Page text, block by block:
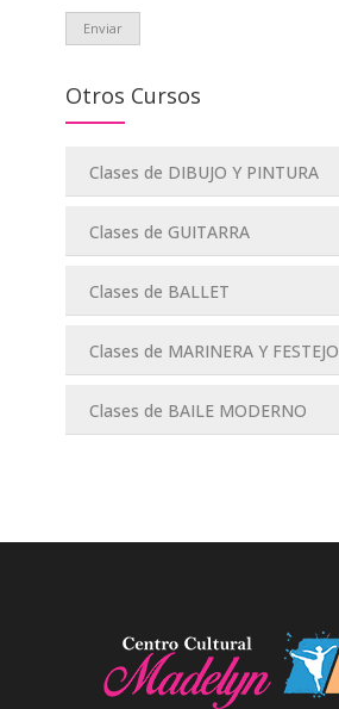
Enviar
Otros Cursos
Clases de DIBUJO Y PINTURA
Clases de GUITARRA
Clases de BALLET
Clases de MARINERA Y FESTEJO
Clases de BAILE MODERNO